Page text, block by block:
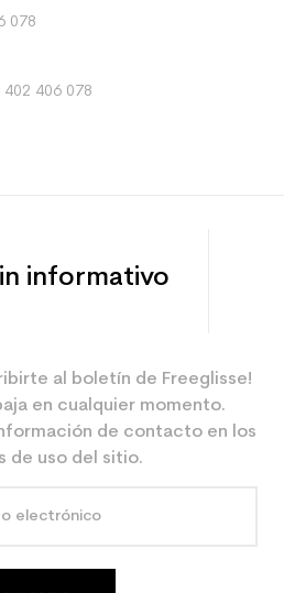
078
402 406 078
informativo
al boletín de Freeglisse!
en cualquier momento.
de contacto en los
de uso del sitio.